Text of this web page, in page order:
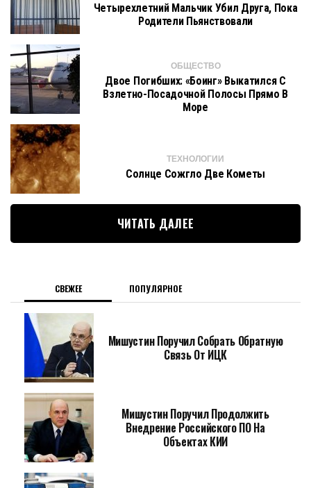
Четырехлетний Мальчик Убил Друга, Пока
Родители Пьянствовали
ОБЩЕСТВО
Двое Погибших: «Боинг» Выкатился С
Взлетно-Посадочной Полосы Прямо В
Море
ТЕХНОЛОГИИ
Солнце Сожгло Две Кометы
ЧИТАТЬ ДАЛЕЕ
СВЕЖЕЕ ПОПУЛЯРНОЕ
Мишустин Поручил Собрать Обратную
Связь От ИЦК
Мишустин Поручил Продолжить
Внедрение Российского ПО На
Объектах КИИ